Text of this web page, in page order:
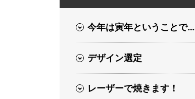
今年は寅年ということで…
デザイン選定
レーザーで焼きます！